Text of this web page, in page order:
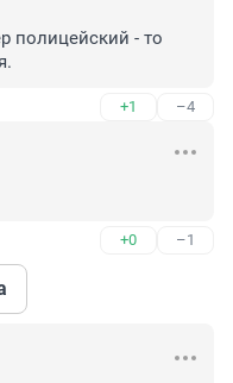
полицейский - то
+1 –4
+0 –1